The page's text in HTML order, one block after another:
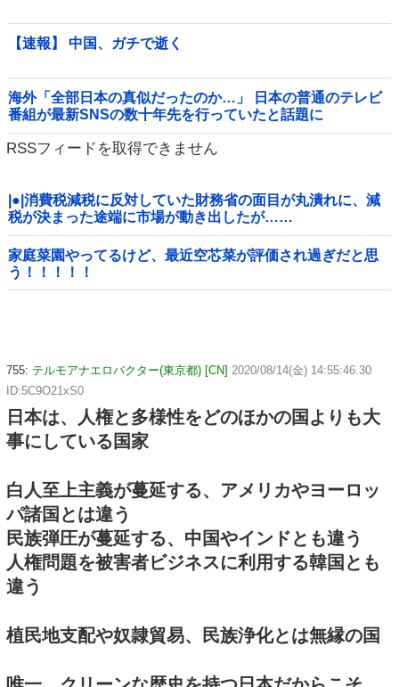
【速報】 中国、ガチで逝く
海外「全部日本の真似だったのか…」 日本の普通のテレビ
番組が最新SNSの数十年先を行っていたと話題に
RSSフィードを取得できません
|●|消費税減税に反対していた財務省の面目が丸潰れに、減
税が決まった途端に市場が動き出したが……
家庭菜園やってるけど、最近空芯菜が評価され過ぎだと思
う！！！！！
755: テルモアナエロバクター(東京都) [CN] 2020/08/14(金) 14:55:46.30
ID:5C9O21xS0
日本は、人権と多様性をどのほかの国よりも大
事にしている国家
白人至上主義が蔓延する、アメリカやヨーロッ
パ諸国とは違う
民族弾圧が蔓延する、中国やインドとも違う
人権問題を被害者ビジネスに利用する韓国とも
違う
植民地支配や奴隷貿易、民族浄化とは無縁の国